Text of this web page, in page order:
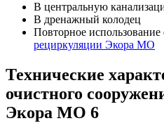
В центральную
В дренажный колодец
Повторное использование
рециркуляции Экора МО
Технические
очистного
Экора МО 6